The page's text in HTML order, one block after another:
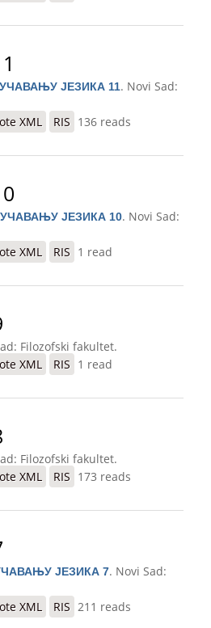
ЈЕЗИКА 11. Novi Sad:
XML RIS 136 reads
ЈЕЗИКА 10. Novi Sad:
XML RIS 1 read
Filozofski fakultet.
XML RIS 1 read
Filozofski fakultet.
XML RIS 173 reads
ЈЕЗИКА 7. Novi Sad:
XML RIS 211 reads